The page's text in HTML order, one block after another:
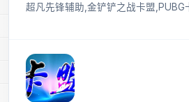
超凡先锋辅助,金铲铲之战卡盟